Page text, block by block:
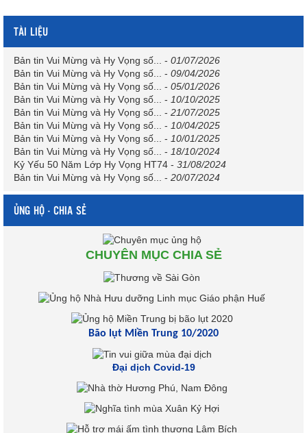
TÀI LIỆU
Bản tin Vui Mừng và Hy Vọng số... - 01/07/2026
Bản tin Vui Mừng và Hy Vọng số... - 09/04/2026
Bản tin Vui Mừng và Hy Vọng số... - 05/01/2026
Bản tin Vui Mừng và Hy Vọng số... - 10/10/2025
Bản tin Vui Mừng và Hy Vọng số... - 21/07/2025
Bản tin Vui Mừng và Hy Vọng số... - 10/04/2025
Bản tin Vui Mừng và Hy Vọng số... - 10/01/2025
Bản tin Vui Mừng và Hy Vọng số... - 18/10/2024
Kỷ Yếu 50 Năm Lớp Hy Vọng HT74 - 31/08/2024
Bản tin Vui Mừng và Hy Vọng số... - 20/07/2024
ỦNG HỘ - CHIA SẺ
CHUYÊN MỤC CHIA SẺ
Bão lụt Miền Trung 10/2020
Đại dịch Covid-19